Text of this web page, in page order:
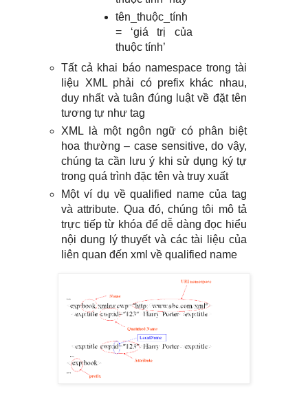
tên_thuộc_tính
= ‘giá trị của
thuộc tính’
Tất cả khai báo namespace trong tài
liệu XML phải có prefix khác nhau,
duy nhất và tuân đúng luật về đặt tên
tương tự như tag
XML là một ngôn ngữ có phân biệt
hoa thường – case sensitive, do vậy,
chúng ta cần lưu ý khi sử dụng ký tự
trong quá trình đặc tên và truy xuất
Một ví dụ về qualified name của tag
và attribute. Qua đó, chúng tôi mô tả
trực tiếp từ khóa để dễ dàng đọc hiểu
nội dung lý thuyết và các tài liệu của
liên quan đến xml về qualified name